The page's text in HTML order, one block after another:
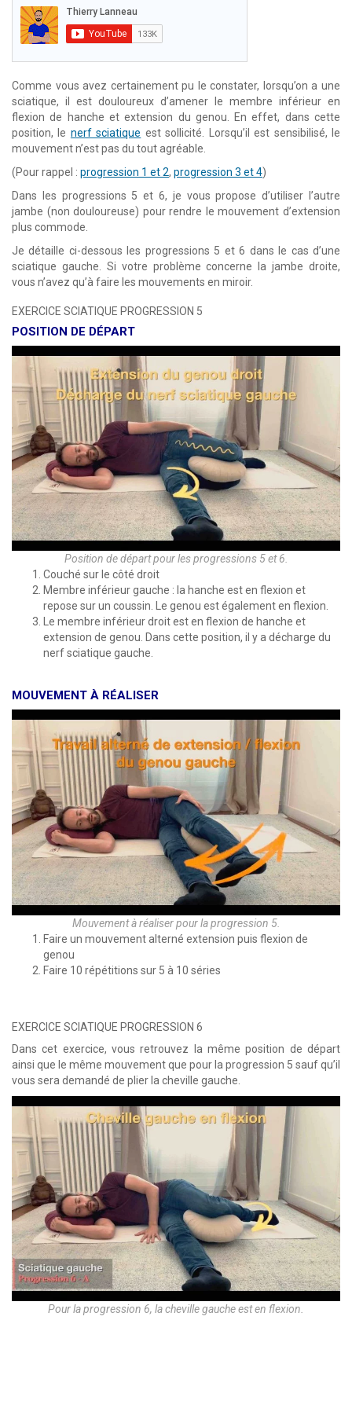
Comme vous avez certainement pu le constater, lorsqu’on a une
sciatique, il est douloureux d’amener le membre inférieur en
flexion de hanche et extension du genou. En effet, dans cette
position, le nerf sciatique est sollicité. Lorsqu’il est sensibilisé, le
mouvement n’est pas du tout agréable.
(Pour rappel : progression 1 et 2, progression 3 et 4)
Dans les progressions 5 et 6, je vous propose d’utiliser l’autre
jambe (non douloureuse) pour rendre le mouvement d’extension
plus commode.
Je détaille ci-dessous les progressions 5 et 6 dans le cas d’une
sciatique gauche. Si votre problème concerne la jambe droite,
vous n’avez qu’à faire les mouvements en miroir.
EXERCICE SCIATIQUE PROGRESSION 5
POSITION DE DÉPART
Position de départ pour les progressions 5 et 6.
Couché sur le côté droit
Membre inférieur gauche : la hanche est en flexion et
repose sur un coussin. Le genou est également en flexion.
Le membre inférieur droit est en flexion de hanche et
extension de genou. Dans cette position, il y a décharge du
nerf sciatique gauche.
MOUVEMENT À RÉALISER
Mouvement à réaliser pour la progression 5.
Faire un mouvement alterné extension puis flexion de
genou
Faire 10 répétitions sur 5 à 10 séries
EXERCICE SCIATIQUE PROGRESSION 6
Dans cet exercice, vous retrouvez la même position de départ
ainsi que le même mouvement que pour la progression 5 sauf qu’il
vous sera demandé de plier la cheville gauche.
Pour la progression 6, la cheville gauche est en flexion.